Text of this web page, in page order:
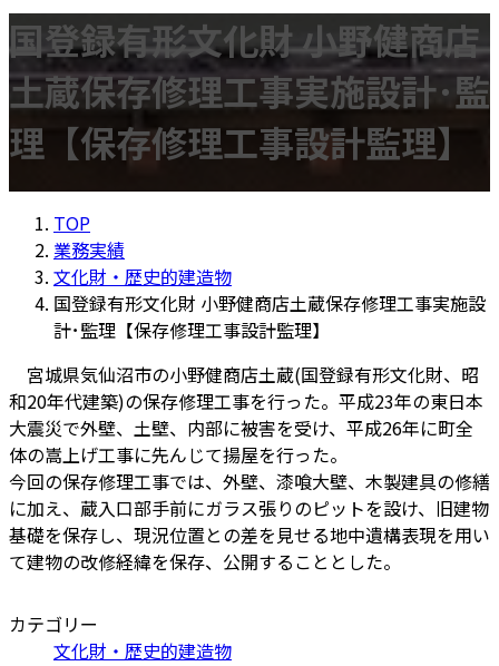
国登録有形文化財 小野健商店
土蔵保存修理工事実施設計･監
理【保存修理工事設計監理】
TOP
業務実績
文化財・歴史的建造物
国登録有形文化財 小野健商店土蔵保存修理工事実施設
計･監理【保存修理工事設計監理】
宮城県気仙沼市の小野健商店土蔵(国登録有形文化財、昭
和20年代建築)の保存修理工事を行った。平成23年の東日本
大震災で外壁、土壁、内部に被害を受け、平成26年に町全
体の嵩上げ工事に先んじて揚屋を行った。
今回の保存修理工事では、外壁、漆喰大壁、木製建具の修繕
に加え、蔵入口部手前にガラス張りのピットを設け、旧建物
基礎を保存し、現況位置との差を見せる地中遺構表現を用い
て建物の改修経緯を保存、公開することとした。
カテゴリー
文化財・歴史的建造物